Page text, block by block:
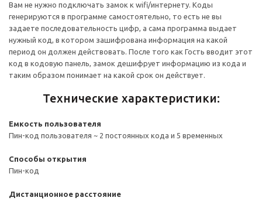
Вам не нужно подключать замок к wifi/интернету. Коды
генерируются в программе самостоятельно, то есть не вы
задаете последовательность цифр, а сама программа выдает
нужный код, в котором зашифрована информация на какой
период он должен действовать. После того как Гость вводит этот
код в кодовую панель, замок дешифрует информацию из кода и
таким образом понимает на какой срок он действует.
Технические характеристики:
Емкость пользователя
Пин-код пользователя ~ 2 постоянных кода и 5 временных
Способы открытия
Пин-код
Дистанционное расстояние